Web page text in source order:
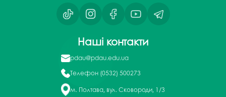
Наші контакти
pdau@pdau.edu.ua
Телефон (0532) 500273
м. Полтава, вул. Сковороди, 1/3